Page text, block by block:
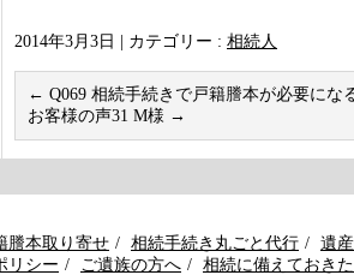
2014年3月3日 カテゴリー : 相続人
← Q069 相続手続きで戸籍謄本が必要にな
お客様の声31 M様 →
謄本取り寄せ 相続手続き丸ごと代行 遺
リシー ご遺族の方へ 相続に備えておき